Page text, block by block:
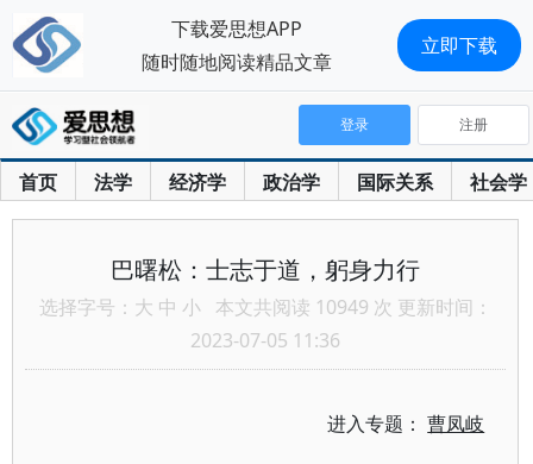
首页 法学 经济学 政治学 国际关系 社会学
登录 注册
巴曙松：士志于道，躬身力行
选择字号： 大 中 小 本文共阅读 10949 次 更新时间：
2023-07-05 11:36
进入专题：曹凤岐
下载爱思想APP
随时随地阅读精品文章
立即下载